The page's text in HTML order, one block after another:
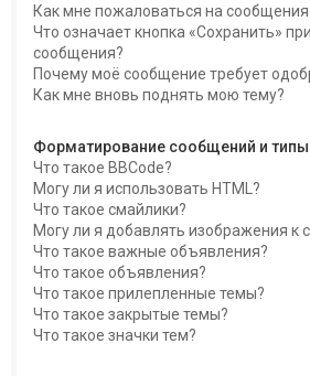
Как мне пожаловаться на
Что означает кнопка «Сохранить»
сообщения?
Почему моё сообщение требует
Как мне вновь поднять мою тему?
Форматирование сообщений и
Что такое BBCode?
Могу ли я использовать HTML?
Что такое смайлики?
Могу ли я добавлять изображения к
Что такое важные объявления?
Что такое объявления?
Что такое прилепленные темы?
Что такое закрытые темы?
Что такое значки тем?